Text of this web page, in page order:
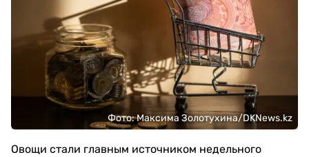
Фото: Максима Золотухина/DKNews.kz
Овощи стали главным источником недельного